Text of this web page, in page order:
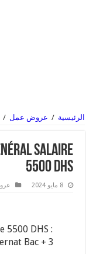
الرئيسية / عروض عمل /
Salaire
5500 DHS
8 مايو 2024
5500 DHS :
Bac + 3